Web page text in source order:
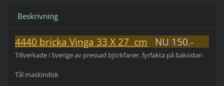
Beskrivning
4440 bricka Vinga 33 X 27 cm NU 150.-
Tillverkade i Sverige av pressad björkfaner, fyrfakta på baksidan
Tål maskindisk